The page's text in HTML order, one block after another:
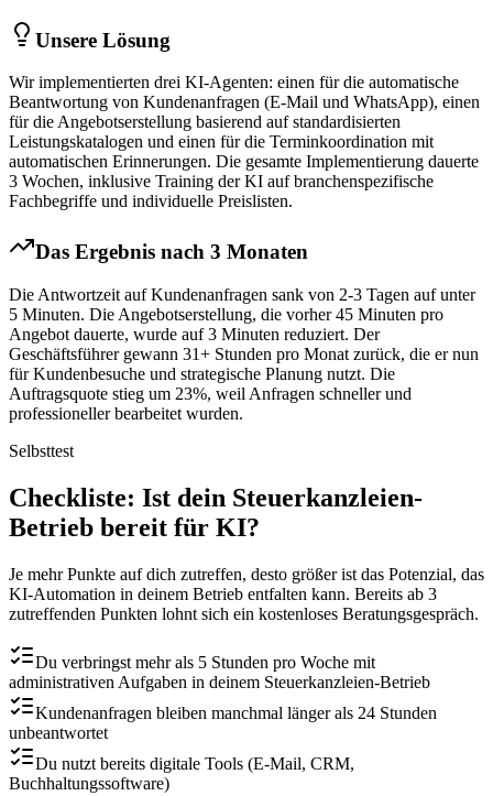
Unsere Lösung
Wir implementierten drei KI-Agenten: einen für die automatische
Beantwortung von Kundenanfragen (E-Mail und WhatsApp), einen
für die Angebotserstellung basierend auf standardisierten
Leistungskatalogen und einen für die Terminkoordination mit
automatischen Erinnerungen. Die gesamte Implementierung dauerte
3 Wochen, inklusive Training der KI auf branchenspezifische
Fachbegriffe und individuelle Preislisten.
Das Ergebnis nach 3 Monaten
Die Antwortzeit auf Kundenanfragen sank von 2-3 Tagen auf unter
5 Minuten. Die Angebotserstellung, die vorher 45 Minuten pro
Angebot dauerte, wurde auf 3 Minuten reduziert. Der
Geschäftsführer gewann 31+ Stunden pro Monat zurück, die er nun
für Kundenbesuche und strategische Planung nutzt. Die
Auftragsquote stieg um 23%, weil Anfragen schneller und
professioneller bearbeitet wurden.
Selbsttest
Checkliste: Ist dein Steuerkanzleien-
Betrieb bereit für KI?
Je mehr Punkte auf dich zutreffen, desto größer ist das Potenzial, das
KI-Automation in deinem Betrieb entfalten kann. Bereits ab 3
zutreffenden Punkten lohnt sich ein kostenloses Beratungsgespräch.
Du verbringst mehr als 5 Stunden pro Woche mit
administrativen Aufgaben in deinem Steuerkanzleien-Betrieb
Kundenanfragen bleiben manchmal länger als 24 Stunden
unbeantwortet
Du nutzt bereits digitale Tools (E-Mail, CRM,
Buchhaltungssoftware)